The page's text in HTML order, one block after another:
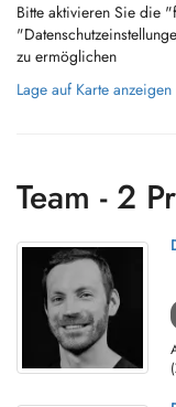
Bitte aktivieren Sie die
zu ermöglichen
Lage auf Karte anzeigen
Team - 2